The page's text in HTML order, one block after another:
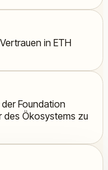
in ETH
Foundation
des Ökosystems zu